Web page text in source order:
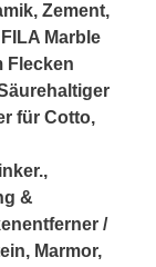
Zement,
Marble
Flecken
für Cotto,
&
/
Marmor,